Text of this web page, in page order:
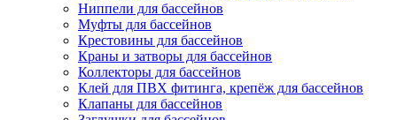
Ниппели для бассейнов
Муфты для бассейнов
Крестовины для бассейнов
Краны и затворы для бассейнов
Коллекторы для бассейнов
Клей для ПВХ фитинга, крепёж для бассейнов
Клапаны для бассейнов